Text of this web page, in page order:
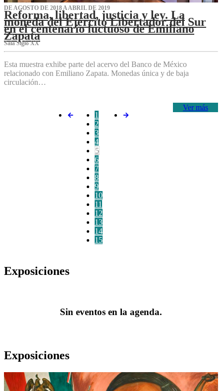
DE AGOSTO DE 2018 A ABRIL DE 2019
Reforma, libertad, justicia y ley. La
moneda del Ejército Libertador del Sur
en el centenario luctuoso de Emiliano
Zapata
Sala Siglo XX
Esta muestra exhibe parte del acervo del Banco de México
relacionado con Emiliano Zapata. Monedas única y de baja
circulación…
Ver más
1
2
3
4
5
6
7
8
9
10
11
12
13
14
15
Exposiciones
Sin eventos en la agenda.
Exposiciones